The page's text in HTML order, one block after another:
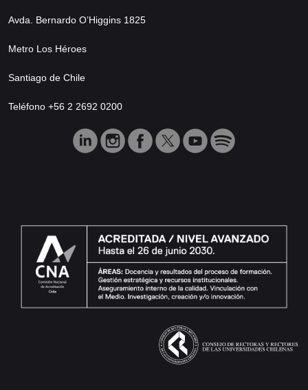
Avda. Bernardo O’Higgins 1825
Metro Los Héroes
Santiago de Chile
Teléfono +56 2 2692 0200